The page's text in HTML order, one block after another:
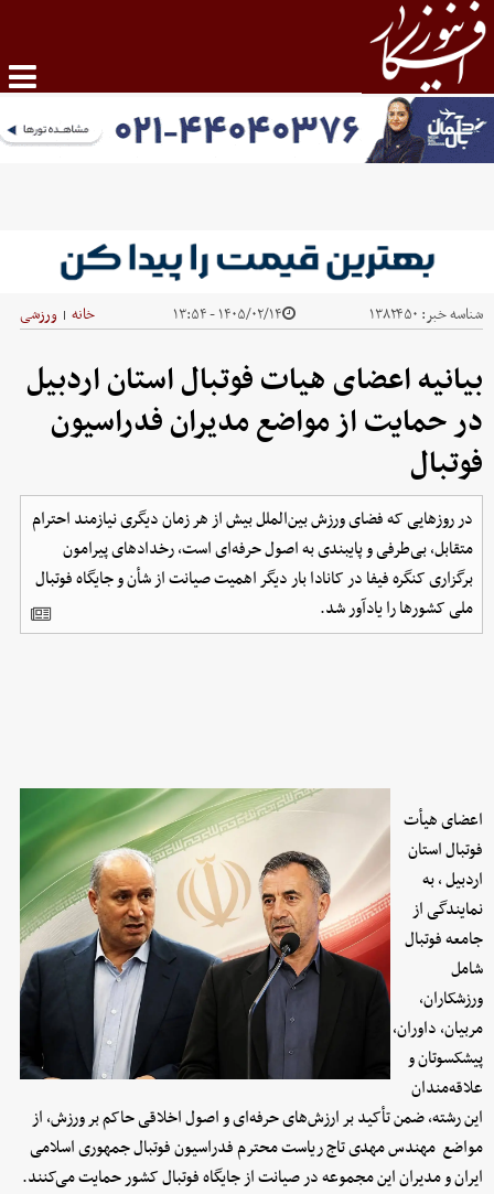
شناسه خبر: ۱۳۸۲۴۵۰ ۱۴۰۵/۰۲/۱۴ - ۱۳:۵۴ خانه | ورزشی
بیانیه اعضای هیات فوتبال استان اردبیل
در حمایت از مواضع مدیران فدراسیون
فوتبال
در روزهایی که فضای ورزش بین‌الملل بیش از هر زمان دیگری نیازمند احترام
متقابل، بی‌طرفی و پایبندی به اصول حرفه‌ای است، رخدادهای پیرامون
برگزاری کنگره فیفا در کانادا بار دیگر اهمیت صیانت از شأن و جایگاه فوتبال
ملی کشورها را یادآور شد.
اعضای هیأت
فوتبال استان
اردبیل ، به
نمایندگی از
جامعه فوتبال
شامل
ورزشکاران،
مربیان، داوران،
پیشکسوتان و
علاقه‌مندان
این رشته، ضمن تأکید بر ارزش‌های حرفه‌ای و اصول اخلاقی حاکم بر ورزش، از
مواضع مهندس مهدی تاج ریاست محترم فدراسیون فوتبال جمهوری اسلامی
ایران و مدیران این مجموعه در صیانت از جایگاه فوتبال کشور حمایت می‌کنند.